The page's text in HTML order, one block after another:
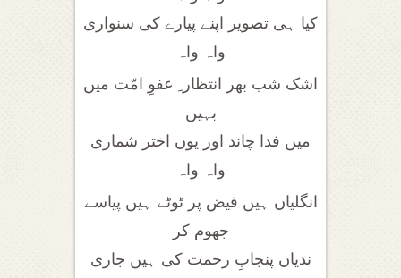
کیا ہی تصویر اپنے پیارے کی سنواری
واہ واہ
اشک شب بھر انتظار ِ عفوِ امّت میں
بہیں
میں فدا چاند اور یوں اختر شماری
واہ واہ
انگلیاں ہیں فیض پر ٹوٹے ہیں پیاسے
جھوم کر
ندیاں پنجابِ رحمت کی ہیں جاری